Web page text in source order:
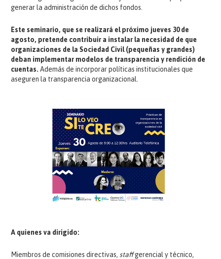
generar la administración de dichos fondos.
Este seminario, que se realizará el próximo jueves 30 de
agosto, pretende contribuir a instalar la necesidad de que
organizaciones de la Sociedad Civil (pequeñas y grandes)
deban implementar modelos de transparencia y rendición de
cuentas. Además de incorporar políticas institucionales que
aseguren la transparencia organizacional.
A quienes va dirigido:
Miembros de comisiones directivas, staffgerencial y técnico,